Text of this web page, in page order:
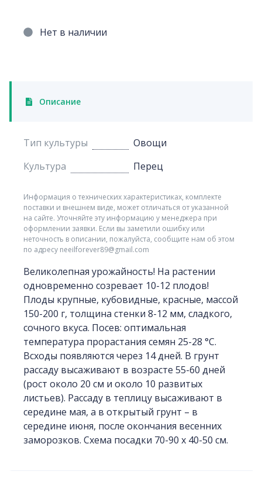
Нет в наличии
Описание
Тип культуры
Овощи
Культура
Перец
Информация о технических характеристиках, комплекте
поставки и внешнем виде, может отличаться от указанной
на сайте. Уточняйте эту информацию у менеджера при
оформлении заявки. Если вы заметили ошибку или
неточность в описании, пожалуйста, сообщите нам об этом
по адресу neeilforever89@gmail.com
Великолепная урожайность! На растении
одновременно созревает 10-12 плодов!
Плоды крупные, кубовидные, красные, массой
150-200 г, толщина стенки 8-12 мм, сладкого,
сочного вкуса. Посев: оптимальная
температура прорастания семян 25-28 °C.
Всходы появляются через 14 дней. В грунт
рассаду высаживают в возрасте 55-60 дней
(рост около 20 см и около 10 развитых
листьев). Рассаду в теплицу высаживают в
середине мая, а в открытый грунт – в
середине июня, после окончания весенних
заморозков. Схема посадки 70-90 х 40-50 см.